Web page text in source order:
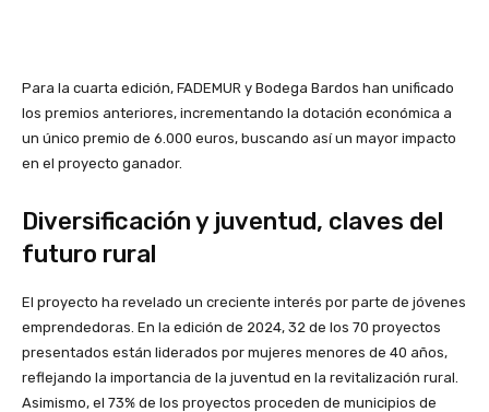
Para la cuarta edición, FADEMUR y Bodega Bardos han unificado
los premios anteriores, incrementando la dotación económica a
un único premio de 6.000 euros, buscando así un mayor impacto
en el proyecto ganador.
Diversificación y juventud, claves del
futuro rural
El proyecto ha revelado un creciente interés por parte de jóvenes
emprendedoras. En la edición de 2024, 32 de los 70 proyectos
presentados están liderados por mujeres menores de 40 años,
reflejando la importancia de la juventud en la revitalización rural.
Asimismo, el 73% de los proyectos proceden de municipios de